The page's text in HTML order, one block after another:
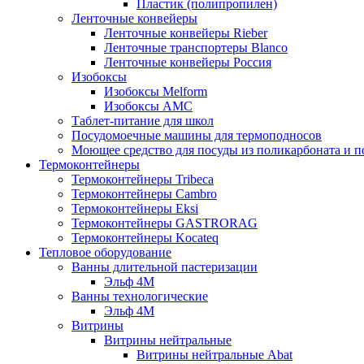
Пластик (полипропилен)
Ленточные конвейеры
Ленточные конвейеры Rieber
Ленточные транспортеры Blanco
Ленточные конвейеры Россия
Изобоксы
Изобоксы Melform
Изобоксы AMC
Таблет-питание для школ
Посудомоечные машины для термоподносов
Моющее средство для посуды из поликарбоната и
Термоконтейнеры
Термоконтейнеры Tribeca
Термоконтейнеры Cambro
Термоконтейнеры Eksi
Термоконтейнеры GASTRORAG
Термоконтейнеры Kocateq
Тепловое оборудование
Ванны длительной пастеризации
Эльф 4М
Ванны технологические
Эльф 4М
Витрины
Витрины нейтральные
Витрины нейтральные Abat